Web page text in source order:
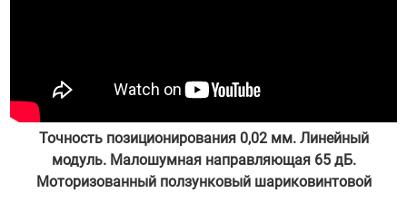
Точность позиционирования 0,02 мм. Линейный
модуль. Малошумная направляющая 65 дБ.
Моторизованный ползунковый шариковинтовой